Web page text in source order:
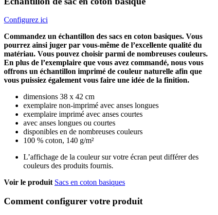
Configurez ici
Commandez un échantillon des sacs en coton basiques. Vous
pourrez ainsi juger par vous-même de l’excellente qualité du
matériau. Vous pouvez choisir parmi de nombreuses couleurs.
En plus de l’exemplaire que vous avez commandé, nous vous
offrons un échantillon imprimé de couleur naturelle afin que
vous puissiez également vous faire une idée de la finition.
dimensions 38 x 42 cm
exemplaire non-imprimé avec anses longues
exemplaire imprimé avec anses courtes
avec anses longues ou courtes
disponibles en de nombreuses couleurs
100 % coton, 140 g/m²
L’affichage de la couleur sur votre écran peut différer des
couleurs des produits fournis.
Voir le produit Sacs en coton basiques
Comment configurer votre produit